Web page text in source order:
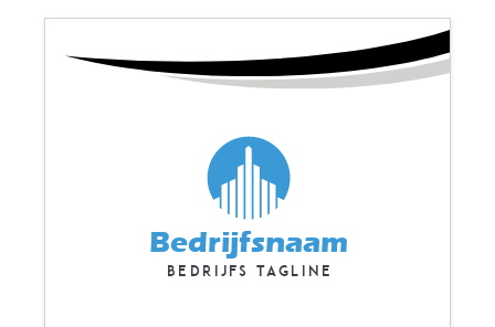
Bedrijfsnaam
Bedrijfs tagline